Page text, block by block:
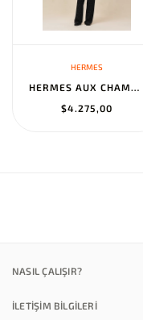
HERMES
HERMES AUX CHAMPS EN FLEURS" PANTS NOIR
$4.275,00
NASIL ÇALIŞIR?
İLETİŞİM BİLGİLERİ